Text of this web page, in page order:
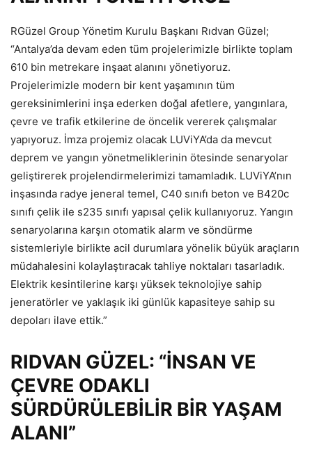
RGüzel Group Yönetim Kurulu Başkanı Rıdvan Güzel;
“Antalya’da devam eden tüm projelerimizle birlikte toplam
610 bin metrekare inşaat alanını yönetiyoruz.
Projelerimizle modern bir kent yaşamının tüm
gereksinimlerini inşa ederken doğal afetlere, yangınlara,
çevre ve trafik etkilerine de öncelik vererek çalışmalar
yapıyoruz. İmza projemiz olacak LUViYA’da da mevcut
deprem ve yangın yönetmeliklerinin ötesinde senaryolar
geliştirerek projelendirmelerimizi tamamladık. LUViYA’nın
inşasında radye jeneral temel, C40 sınıfı beton ve B420c
sınıfı çelik ile s235 sınıfı yapısal çelik kullanıyoruz. Yangın
senaryolarına karşın otomatik alarm ve söndürme
sistemleriyle birlikte acil durumlara yönelik büyük araçların
müdahalesini kolaylaştıracak tahliye noktaları tasarladık.
Elektrik kesintilerine karşı yüksek teknolojiye sahip
jeneratörler ve yaklaşık iki günlük kapasiteye sahip su
depoları ilave ettik.”
RIDVAN GÜZEL: “İNSAN VE
ÇEVRE ODAKLI
SÜRDÜRÜLEBİLİR BİR YAŞAM
ALANI”